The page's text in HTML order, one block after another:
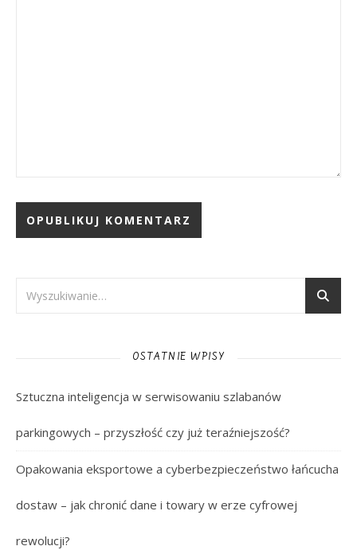
OSTATNIE WPISY
Sztuczna inteligencja w serwisowaniu szlabanów
parkingowych – przyszłość czy już teraźniejszość?
Opakowania eksportowe a cyberbezpieczeństwo łańcucha
dostaw – jak chronić dane i towary w erze cyfrowej
rewolucji?